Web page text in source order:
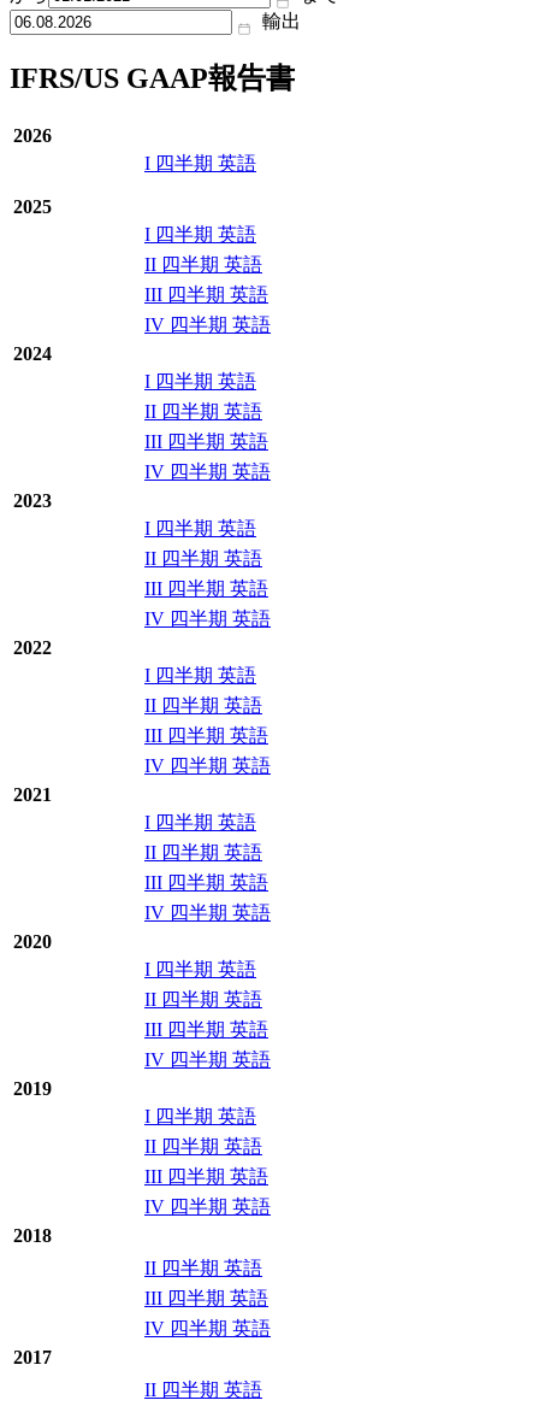
輸出
IFRS/US GAAP報告書
2026
I 四半期 英語
2025
I 四半期 英語
II 四半期 英語
III 四半期 英語
IV 四半期 英語
2024
I 四半期 英語
II 四半期 英語
III 四半期 英語
IV 四半期 英語
2023
I 四半期 英語
II 四半期 英語
III 四半期 英語
IV 四半期 英語
2022
I 四半期 英語
II 四半期 英語
III 四半期 英語
IV 四半期 英語
2021
I 四半期 英語
II 四半期 英語
III 四半期 英語
IV 四半期 英語
2020
I 四半期 英語
II 四半期 英語
III 四半期 英語
IV 四半期 英語
2019
I 四半期 英語
II 四半期 英語
III 四半期 英語
IV 四半期 英語
2018
II 四半期 英語
III 四半期 英語
IV 四半期 英語
2017
II 四半期 英語